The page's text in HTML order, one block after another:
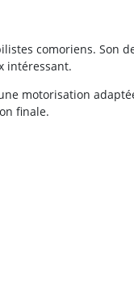
comoriens. Son
intéressant.
motorisation
finale.